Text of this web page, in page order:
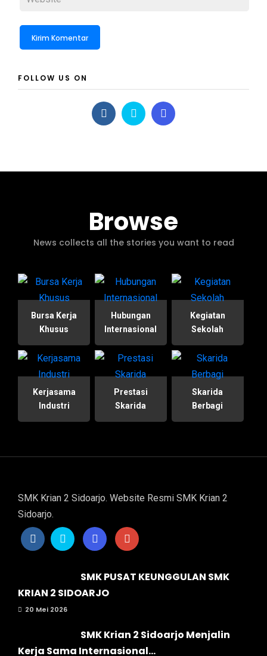
FOLLOW US ON
Browse
News collects all the stories you want to read
Bursa Kerja
Khusus
Hubungan
Internasional
Kegiatan
Sekolah
Kerjasama
Industri
Prestasi
Skarida
Skarida
Berbagi
SMK Krian 2 Sidoarjo. Website Resmi SMK Krian 2
Sidoarjo.
SMK PUSAT KEUNGGULAN SMK
KRIAN 2 SIDOARJO
20 Mei 2026
SMK Krian 2 Sidoarjo Menjalin
Kerja Sama Internasional...